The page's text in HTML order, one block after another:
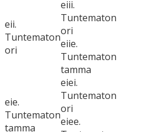
eii.
Tuntematon
ori
eiii.
Tuntematon
ori
eiie.
Tuntematon
tamma
eie.
Tuntematon
tamma
eiei.
Tuntematon
ori
eiee.